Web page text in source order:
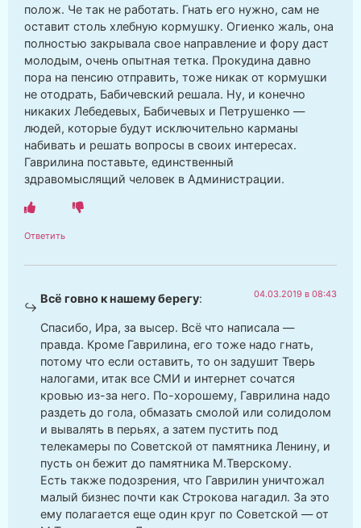
полож. Че так не работать. Гнать его нужно, сам не
оставит столь хлебную кормушку. Огиенко жаль, она
полностью закрывала свое направление и фору даст
молодым, очень опытная тетка. Прокудина давно
пора на пенсию отправить, тоже никак от кормушки
не отодрать, Бабичевский решала. Ну, и конечно
никаких Лебедевых, Бабичевых и Петрушенко —
людей, которые будут исключительно карманы
набивать и решать вопросы в своих интересах.
Гаврилина поставьте, единственный
здравомыслящий человек в Администрации.
Ответить
Всё говно к нашему берегу: 04.03.2019 в 08:43
Спасибо, Ира, за высер. Всё что написала —
правда. Кроме Гаврилина, его тоже надо гнать,
потому что если оставить, то он задушит Тверь
налогами, итак все СМИ и интернет сочатся
кровью из-за него. По-хорошему, Гаврилина надо
раздеть до гола, обмазать смолой или солидолом
и вывалять в перьях, а затем пустить под
телекамеры по Советской от памятника Ленину, и
пусть он бежит до памятника М.Тверскому.
Есть также подозрения, что Гаврилин уничтожал
малый бизнес почти как Строкова нагадил. За это
ему полагается еще один круг по Советской — от